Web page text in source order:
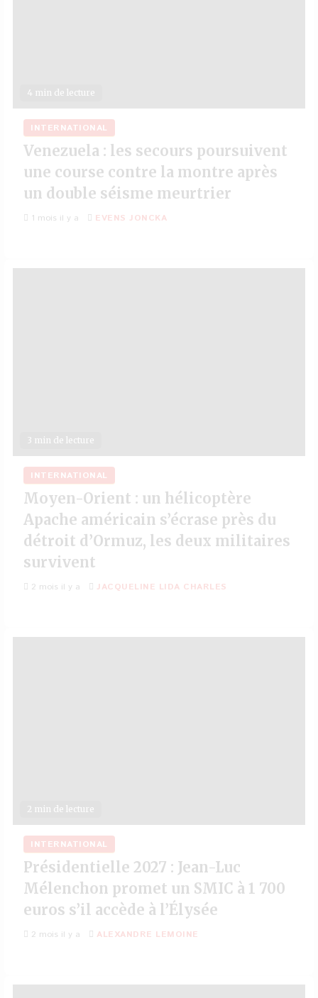
4 min de lecture
INTERNATIONAL
Venezuela : les secours poursuivent
une course contre la montre après
un double séisme meurtrier
1 mois il y a EVENS JONCKA
3 min de lecture
INTERNATIONAL
Moyen-Orient : un hélicoptère
Apache américain s’écrase près du
détroit d’Ormuz, les deux militaires
survivent
2 mois il y a JACQUELINE LIDA CHARLES
2 min de lecture
INTERNATIONAL
Présidentielle 2027 : Jean-Luc
Mélenchon promet un SMIC à 1 700
euros s’il accède à l’Élysée
2 mois il y a ALEXANDRE LEMOINE